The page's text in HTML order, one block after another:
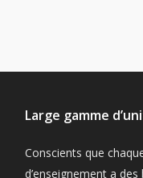
Large gamme
Conscients que
d’enseignement a